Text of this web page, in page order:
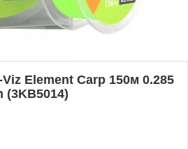
Element Carp 150м 0.285
(3KB5014)